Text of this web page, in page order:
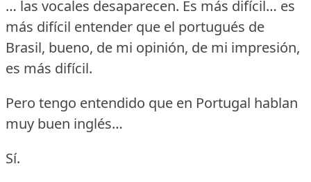
… las vocales desaparecen. Es más difícil… es
más difícil entender que el portugués de
Brasil, bueno, de mi opinión, de mi impresión,
es más difícil.
Pero tengo entendido que en Portugal hablan
muy buen inglés…
Sí.